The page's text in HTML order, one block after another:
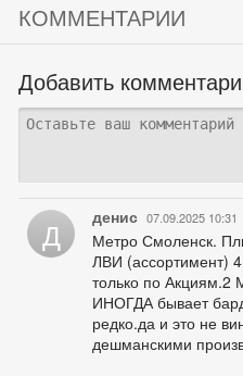
КОММЕНТАРИИ
Добавить
Д денис 07.09.2025 10:31
Метро Смоленск.
ЛВИ (ассортимент)
только по Акциям.2
ИНОГДА бывает
редко.да и это не
дешманскими